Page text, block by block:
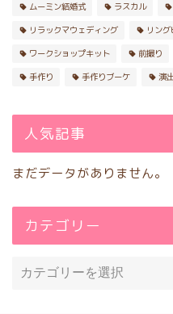
ムーミン結婚式 ラスカル
リラックマウェディング リン
ワークショップキット 前撮り
手作り 手作りブーケ 演
人気記事
まだデータがありません。
カテゴリー